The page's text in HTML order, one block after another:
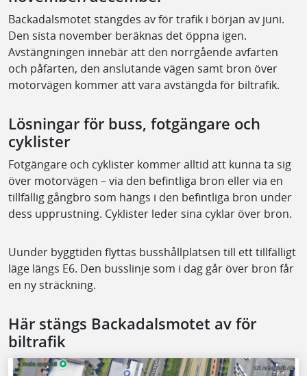
Backadalsmotet stängdes av för trafik i början av juni.
Den sista november beräknas det öppna igen.
Avstängningen innebär att den norrgående avfarten
och påfarten, den anslutande vägen samt bron över
motorvägen kommer att vara avstängda för biltrafik.
Lösningar för buss, fotgängare och
cyklister
Fotgängare och cyklister kommer alltid att kunna ta sig
över motorvägen – via den befintliga bron eller via en
tillfällig gångbro som hängs i den befintliga bron under
dess upprustning. Cyklister leder sina cyklar över bron.
Uunder byggtiden flyttas busshållplatsen till ett tillfälligt
läge längs E6. Den busslinje som i dag går över bron får
en ny sträckning.
Här stängs Backadalsmotet av för
biltrafik